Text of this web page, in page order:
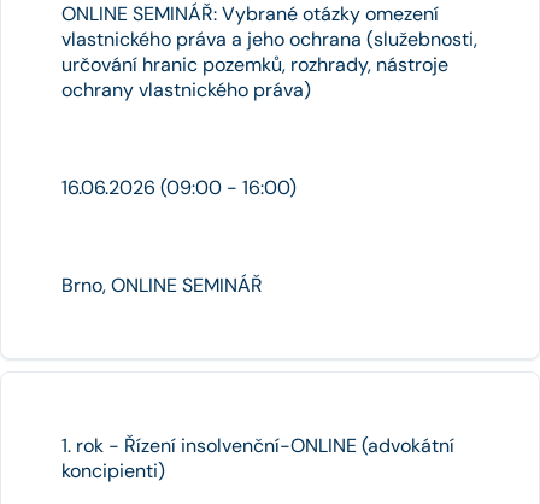
ONLINE SEMINÁŘ: Vybrané otázky omezení
vlastnického práva a jeho ochrana (služebnosti,
určování hranic pozemků, rozhrady, nástroje
ochrany vlastnického práva)
16.06.2026 (09:00 - 16:00)
Brno, ONLINE SEMINÁŘ
1. rok - Řízení insolvenční-ONLINE (advokátní
koncipienti)